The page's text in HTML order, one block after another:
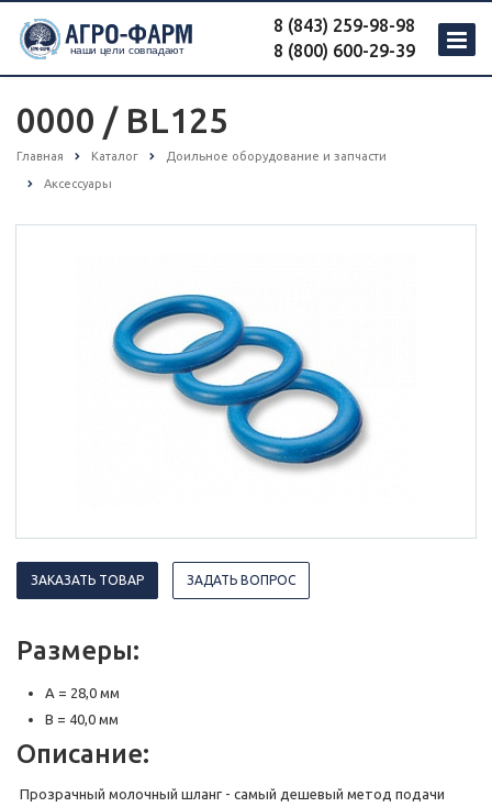
8 (843) 259-98-98
8 (800) 600-29-39
0000 / BL125
Главная Каталог Доильное оборудование и запчасти
Аксессуары
ЗАКАЗАТЬ ТОВАР ЗАДАТЬ ВОПРОС
Размеры:
A = 28,0 мм
B = 40,0 мм
Описание:
Прозрачный молочный шланг - самый дешевый метод подачи